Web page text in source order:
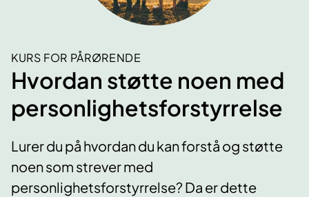
KURS FOR PÅRØRENDE
Hvordan støtte noen med
personlighetsforstyrrelse
Lurer du på hvordan du kan forstå og støtte
noen som strever med
personlighetsforstyrrelse? Da er dette